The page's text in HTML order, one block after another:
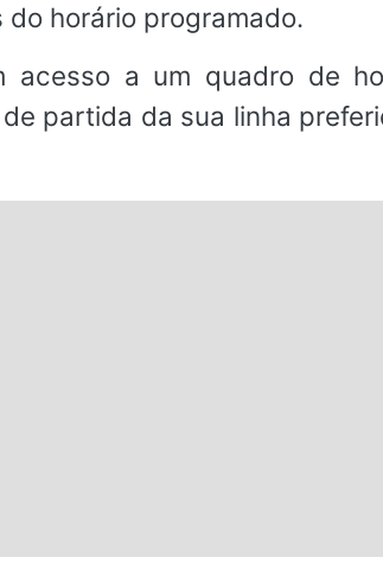
horário programado.
acesso a um quadro de
partida da sua linha